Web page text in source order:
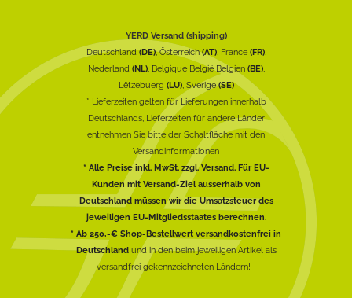
YERD Versand (shipping)
Deutschland(DE), Österreich(AT), France (FR),
Nederland (NL), Belgique België Belgien (BE),
Lëtzebuerg (LU), Sverige(SE)
* Lieferzeiten gelten für Lieferungen innerhalb
Deutschlands, Lieferzeiten für andere Länder
entnehmen Sie bitte der Schaltfläche mit den
Versandinformationen
* Alle Preise inkl. MwSt. zzgl. Versand. Für EU-
Kunden mit Versand-Ziel ausserhalb von
Deutschland müssen wir die Umsatzsteuer des
jeweiligen EU-Mitgliedsstaates berechnen.
* Ab 250,-€ Shop-Bestellwert versandkostenfrei in
Deutschlandund in den beim jeweiligen Artikel als
versandfrei gekennzeichneten Ländern!